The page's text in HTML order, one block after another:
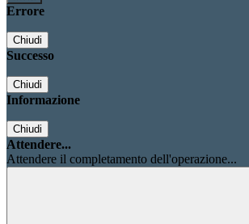
Errore
Chiudi
Successo
Chiudi
Informazione
Chiudi
Attendere...
Attendere il completamento dell'operazione...